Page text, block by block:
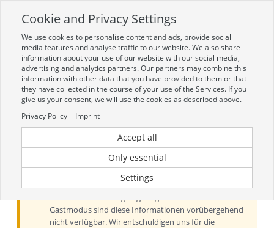
Zur mobilen Kompaktversion (Login erforderlich)
Toggle
navigation
Aktueller Hinweis zu Preisen und
Verfügbarkeiten
Liebe Kundinnen und Kunden, derzeit können Preise
und Verfügbarkeiten aus technischen Gründen nur
Gastmodus sind diese Informationen vorübergehend
nicht verfügbar. Wir entschuldigen uns für die
Cookie and Privacy Settings
We use cookies to personalise content and ads, provide social
media features and analyse traffic to our website. We also share
information about your use of our website with our social media,
advertising and analytics partners. Our partners may combine this
information with other data that you have provided to them or that
they have collected in the course of your use of the Services. If you
give us your consent, we will use the cookies as described above.
Privacy Policy
Imprint
Accept all
Only essential
Settings